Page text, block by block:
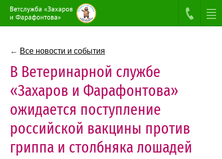
← Все новости и события
В Ветеринарной службе
«Захаров и Фарафонтова»
ожидается поступление
российской вакцины против
гриппа и столбняка лошадей